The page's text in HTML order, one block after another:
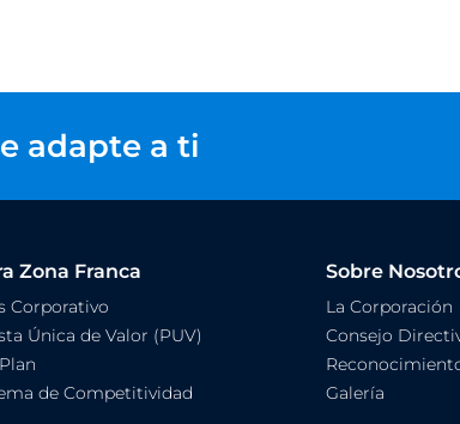
adapte a ti
Zona Franca
Corporativo
Única de Valor (PUV)
de Competitividad
Sobre
La Corporación
Consejo
Galería